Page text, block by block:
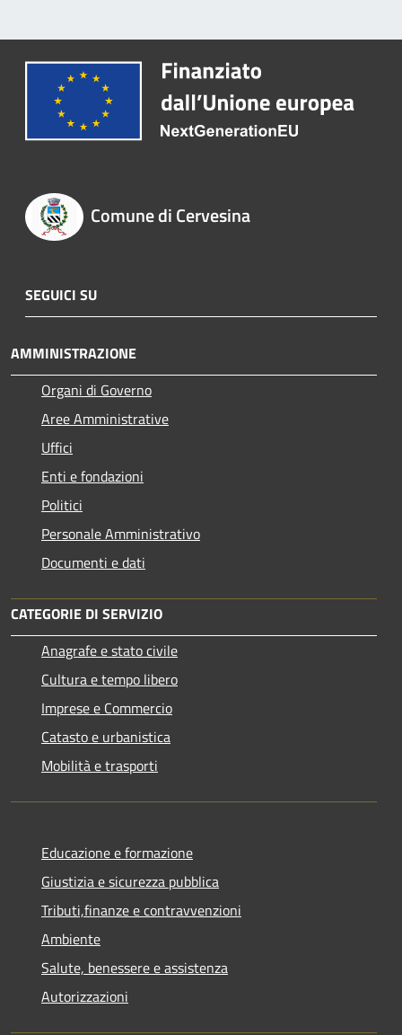
Comune di Cervesina
SEGUICI SU
AMMINISTRAZIONE
Organi di Governo
Aree Amministrative
Uffici
Enti e fondazioni
Politici
Personale Amministrativo
Documenti e dati
CATEGORIE DI SERVIZIO
Anagrafe e stato civile
Cultura e tempo libero
Imprese e Commercio
Catasto e urbanistica
Mobilità e trasporti
Educazione e formazione
Giustizia e sicurezza pubblica
Tributi,finanze e contravvenzioni
Ambiente
Salute, benessere e assistenza
Autorizzazioni